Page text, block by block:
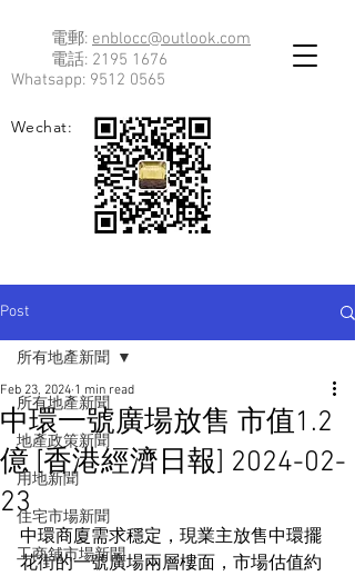
電郵: enblocc@outlook.com
電話: 2195 1676
Whatsapp: 9512 0565
Wechat:
Post
所有地產新聞
地產政策新聞
用地新聞
住宅市場新聞
工商舖市場新聞
所有地產新聞
中環一號廣場放售 市值1.2
億 [香港經濟日報] 2024-02-
23
Feb 23, 2024 1 min read
中環商廈需求穩定，現業主放售中環擺
花街的一號廣場兩層樓面，市場估值約